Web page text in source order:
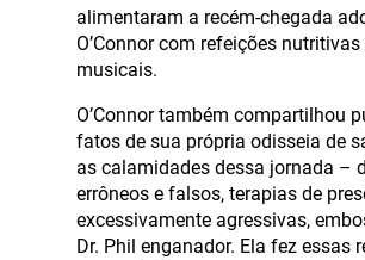
alimentaram a recém-chegada
O’Connor com refeições
musicais.
O’Connor também compartilhou
fatos de sua própria odisseia de
as calamidades dessa jornada –
errôneos e falsos, terapias de
excessivamente agressivas,
Dr. Phil enganador. Ela fez essas